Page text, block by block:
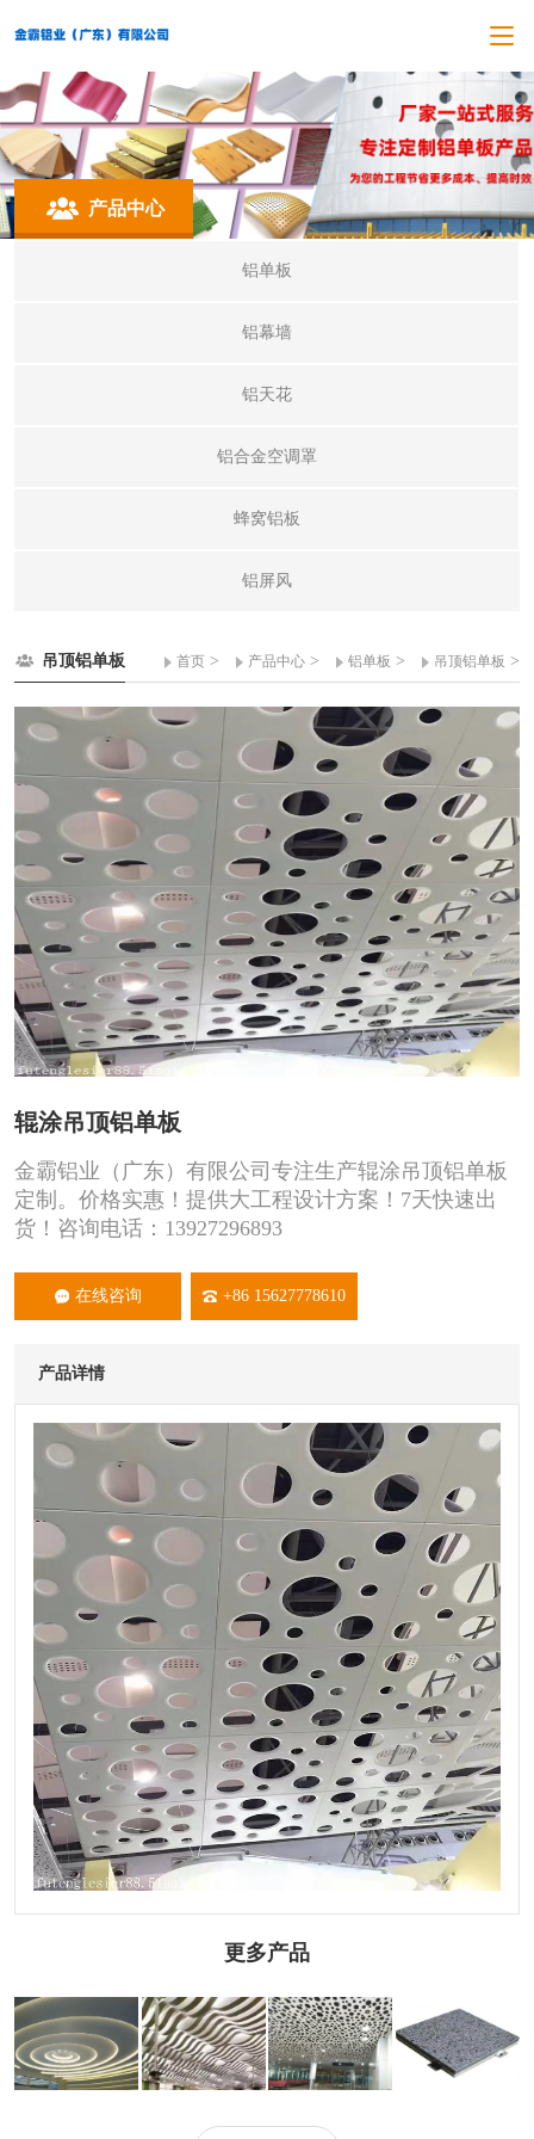
产品中心
铝单板
铝幕墙
铝天花
铝合金空调罩
蜂窝铝板
铝屏风
吊顶铝单板 首页 > 产品中心 > 铝单板 > 吊顶铝单板 >
辊涂吊顶铝单板
金霸铝业（广东）有限公司专注生产辊涂吊顶铝单板
定制。价格实惠！提供大工程设计方案！7天快速出
货！咨询电话：13927296893
在线咨询 +86 15627778610
产品详情
更多产品
弧形吊顶铝单板
1.5mm吊顶铝单
板
穿孔吊顶铝单板 石纹吊顶铝单板